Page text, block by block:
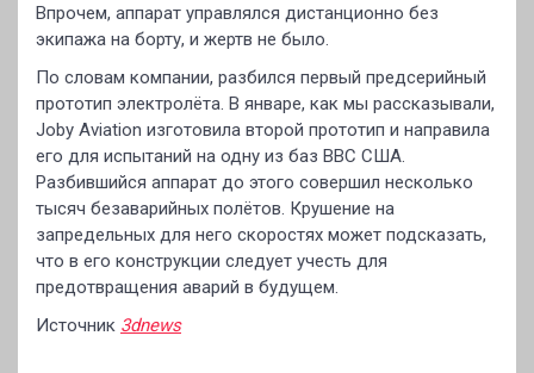
Впрочем, аппарат управлялся дистанционно без
экипажа на борту, и жертв не было.
По словам компании, разбился первый предсерийный
прототип электролёта. В январе, как мы рассказывали,
Joby Aviation изготовила второй прототип и направила
его для испытаний на одну из баз ВВС США.
Разбившийся аппарат до этого совершил несколько
тысяч безаварийных полётов. Крушение на
запредельных для него скоростях может подсказать,
что в его конструкции следует учесть для
предотвращения аварий в будущем.
Источник 3dnews